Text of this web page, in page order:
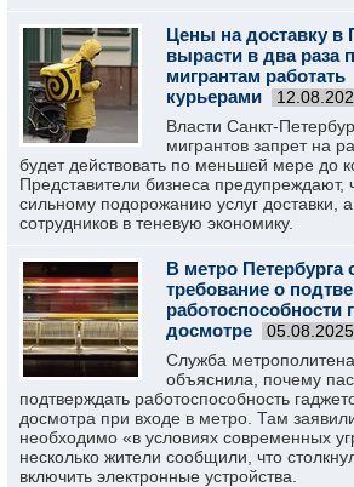
Цены на доставку в
вырасти в два раза
мигрантам работать
курьерами
Власти Санкт-
мигрантов запрет на
будет действовать по меньшей мере до
Представители бизнеса предупреждают,
сильному подорожанию услуг доставки,
сотрудников в теневую экономику.
В метро Петербурга
требование о
работоспособности
досмотре
05.08.2025
Служба
объяснила, почему
подтверждать работоспособность
досмотра при входе в метро. Там
необходимо «в условиях современных
несколько жители сообщили, что
включить электронные устройства.